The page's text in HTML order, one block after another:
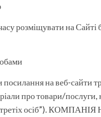
розміщувати на Сайті
на веб-сайти
про товари/послуги,
третіх осіб”).